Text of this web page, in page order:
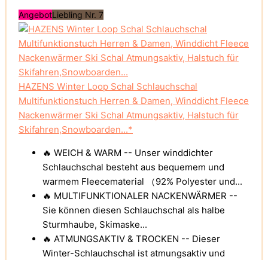
AngebotLiebling Nr. 7
HAZENS Winter Loop Schal Schlauchschal
Multifunktionstuch Herren & Damen, Winddicht Fleece
Nackenwärmer Ski Schal Atmungsaktiv, Halstuch für
Skifahren,Snowboarden...*
🔥 WEICH & WARM -- Unser winddichter
Schlauchschal besteht aus bequemem und
warmem Fleecematerial （92% Polyester und...
🔥 MULTIFUNKTIONALER NACKENWÄRMER --
Sie können diesen Schlauchschal als halbe
Sturmhaube, Skimaske...
🔥 ATMUNGSAKTIV & TROCKEN -- Dieser
Winter-Schlauchschal ist atmungsaktiv und